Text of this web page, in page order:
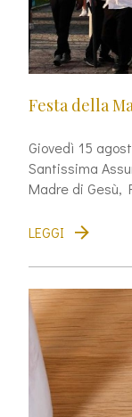
Festa della
Giovedì 15
Santissima
Madre di Gesù,
LEGGI